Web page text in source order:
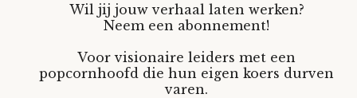
Wil jij jouw verhaal laten werken?
Neem een abonnement!
Voor visionaire leiders met een
popcornhoofd die hun eigen koers durven
varen.